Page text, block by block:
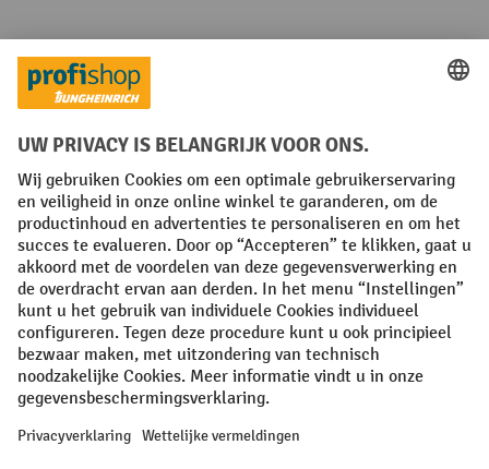
Talen
FR NL
Algemene verkoopvoorwaarden Copyright
Privacyverklaring Privacy-instellingen
All prices excl. VAT plusshipping costs and possible delivery charges,
if not stated otherwise.
¹ De korting is geldig tot en met de vermelde datum. Combinatie met
andere aanbiedingen en lopende acties is niet mogelijk. | ² De korting
wordt éénmalig toegekend bij de eerste inschrijving voor de
worden bij een online aankoop met een minimum netto bestelwaarde